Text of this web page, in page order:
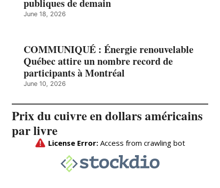
publiques de demain
June 18, 2026
COMMUNIQUÉ : Énergie renouvelable
Québec attire un nombre record de
participants à Montréal
June 10, 2026
Prix du cuivre en dollars américains
par livre